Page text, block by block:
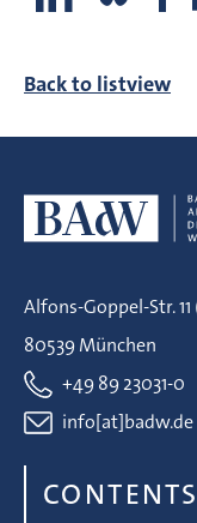
Back to listview
Alfons-Goppel-Str. 11
80539 München
+49 89 23031-0
info[at]badw.de
CONTENTS